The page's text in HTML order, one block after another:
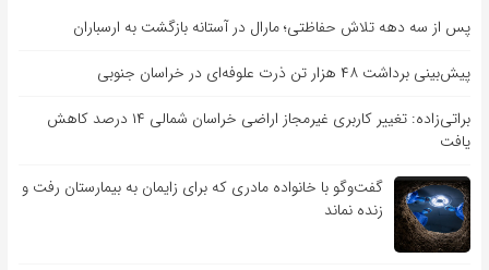
پس از سه دهه تلاش حفاظتی؛ مارال در آستانه بازگشت به ارسباران
پیش‌بینی برداشت ۴۸ هزار تن ذرت علوفه‌ای در خراسان جنوبی
براتی‌زاده: تغییر کاربری غیرمجاز اراضی خراسان شمالی ۱۴ درصد کاهش
یافت
گفت‌وگو با خانواده مادری که برای زایمان به بیمارستان رفت و
زنده نماند